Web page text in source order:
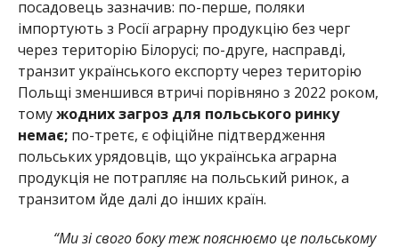
посадовець зазначив: по-перше, поляки
імпортують з Росії аграрну продукцію без черг
через територію Білорусі; по-друге, насправді,
транзит українського експорту через територію
Польщі зменшився втричі порівняно з 2022 роком,
томужодних загроз для польського ринку
немає; по-третє, є офіційне підтвердження
польських урядовців, що українська аграрна
продукція не потрапляє на польський ринок, а
транзитом йде далі до інших країн.
“Ми зі свого боку теж пояснюємо це польському